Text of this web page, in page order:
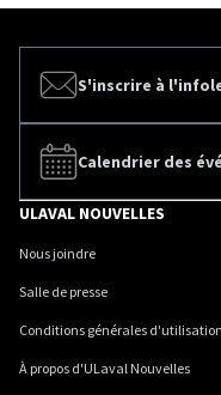
S'inscrire à
Calendrier des
ULAVAL NOUVELLES
Nous joindre
Salle de presse
Conditions générales d'utilisation
À propos d'ULaval Nouvelles